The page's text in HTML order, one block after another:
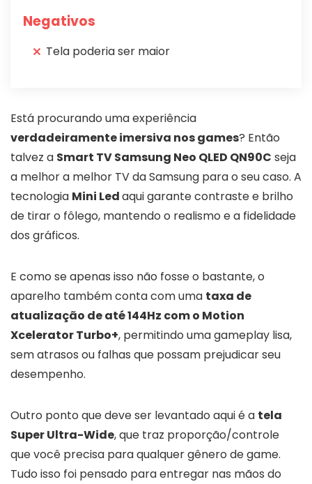
Negativos
Tela poderia ser maior
Está procurando uma experiência
verdadeiramente imersiva nos games? Então
talvez a Smart TV Samsung Neo QLED QN90C seja
a melhor a melhor TV da Samsung para o seu caso. A
tecnologia Mini Ledaqui garante contraste e brilho
de tirar o fôlego, mantendo o realismo e a fidelidade
dos gráficos.
E como se apenas isso não fosse o bastante, o
aparelho também conta com uma taxa de
atualização de até 144Hz com o Motion
Xcelerator Turbo+, permitindo uma gameplay lisa,
sem atrasos ou falhas que possam prejudicar seu
desempenho.
Outro ponto que deve ser levantado aqui é a tela
Super Ultra-Wide, que traz proporção/controle
que você precisa para qualquer gênero de game.
Tudo isso foi pensado para entregar nas mãos do